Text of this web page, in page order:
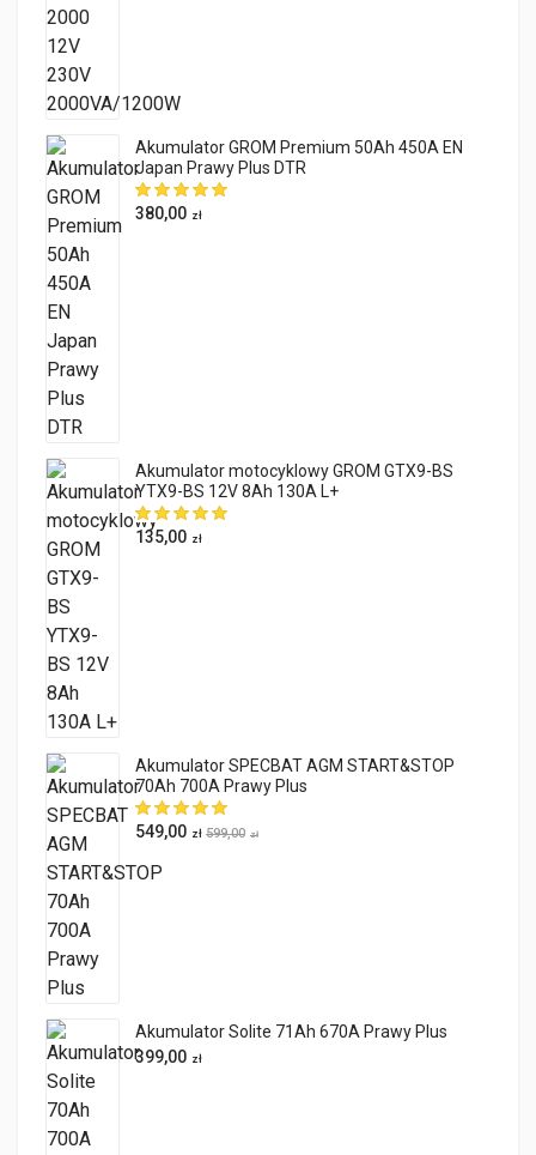
Akumulator GROM Premium 50Ah 450A EN
Japan Prawy Plus DTR
380,00 zł
Akumulator motocyklowy GROM GTX9-BS
YTX9-BS 12V 8Ah 130A L+
135,00 zł
Akumulator SPECBAT AGM START&STOP
70Ah 700A Prawy Plus
549,00 zł 599,00 zł
Akumulator Solite 71Ah 670A Prawy Plus
399,00 zł